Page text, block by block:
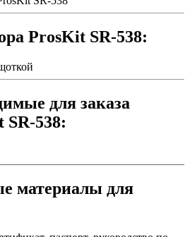
ProsKit SR-538:
для заказа
SR-538:
материалы для